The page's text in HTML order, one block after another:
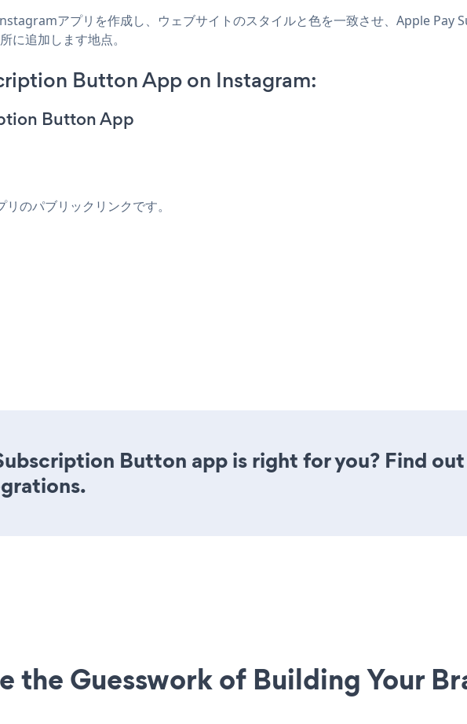
アプリを作成し、ウェブサイトのスタイルと色を一致させ、Apple
に追加します地点。
Button App on Instagram:
Button App
のパブリックリンクです。
Button app is right for you? Find
the Guesswork of Building Your